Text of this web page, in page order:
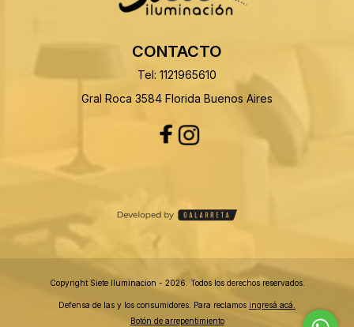
CONTACTO
Tel: 1121965610
Gral Roca 3584 Florida Buenos Aires
Copyright Siete Iluminacion - 2026. Todos los derechos reservados.
Defensa de las y los consumidores. Para reclamos ingresá acá.
Botón de arrepentimiento